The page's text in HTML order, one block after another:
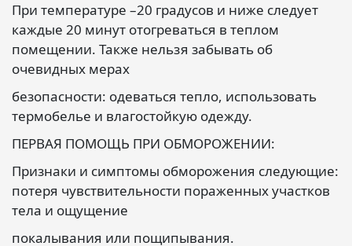
При температуре –20 градусов и ниже следует
каждые 20 минут отогреваться в теплом
помещении. Также нельзя забывать об
очевидных мерах
безопасности: одеваться тепло, использовать
термобелье и влагостойкую одежду.
ПЕРВАЯ ПОМОЩЬ ПРИ ОБМОРОЖЕНИИ:
Признаки и симптомы обморожения следующие:
потеря чувствительности пораженных участков
тела и ощущение
покалывания или пощипывания.